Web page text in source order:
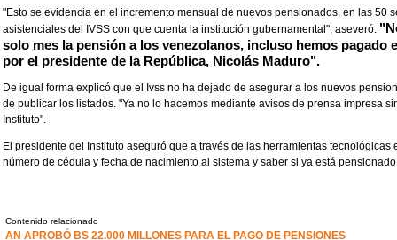
"Esto se evidencia en el incremento mensual de nuevos pensionados, en las 50
asistenciales del IVSS con que cuenta la institución gubernamental", aseveró.
solo mes la pensión a los venezolanos, incluso hemos pagado
por el presidente de la República, Nicolás Maduro".
De igual forma explicó que el Ivss no ha dejado de asegurar a los nuevos
de publicar los listados. "Ya no lo hacemos mediante avisos de prensa impresa
Instituto".
El presidente del Instituto aseguró que a través de las herramientas
número de cédula y fecha de nacimiento al sistema y saber si ya está
Contenido relacionado
AN APROBÓ BS 22.000 MILLONES PARA EL PAGO DE PENSIONES